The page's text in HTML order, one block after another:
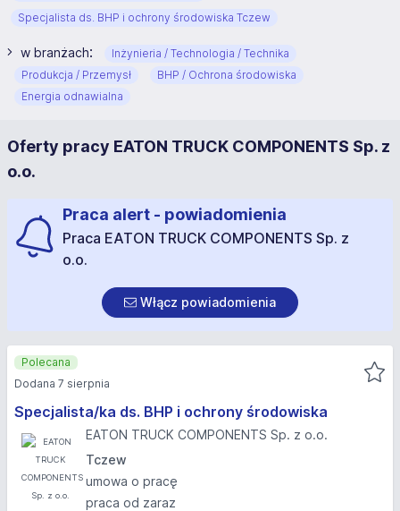
Specjalista ds. BHP i ochrony środowiska Tczew
w branżach:
Inżynieria / Technologia / Technika
Produkcja / Przemysł
BHP / Ochrona środowiska
Energia odnawialna
Oferty pracy EATON TRUCK COMPONENTS Sp. z
o.o.
Praca alert - powiadomienia
Praca EATON TRUCK COMPONENTS Sp. z
o.o.
Włącz powiadomienia
Specjalista/ka ds. BHP i ochrony środowiska
EATON TRUCK COMPONENTS Sp. z o.o.
Tczew
umowa o pracę
praca od zaraz
Polecana
Dodana 7 sierpnia